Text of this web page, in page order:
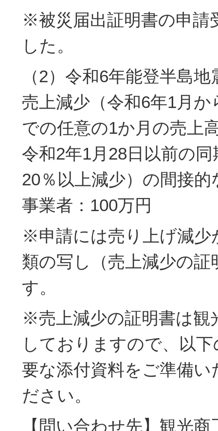
※被災届出証明書の申請
した。
（2）令和6年能登半島
売上減少（令和6年1月
での任意の1か月の売上
令和2年1月28日以前の
20％以上減少）の間接
事業者：100万円
※申請には売り上げ減少
類の写し（売上減少の証
す。
※売上減少の証明書は観
しておりますので、以
要な添付資料をご準備
ださい。
【問い合わせ先】観光